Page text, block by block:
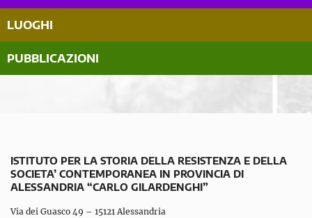
LUOGHI
PUBBLICAZIONI
ISTITUTO PER LA STORIA DELLA RESISTENZA E DELLA
SOCIETA’ CONTEMPORANEA IN PROVINCIA DI
ALESSANDRIA “CARLO GILARDENGHI”
Via dei Guasco 49 – 15121 Alessandria